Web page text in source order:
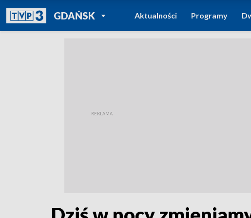
GDAŃSKPOWRÓT DO
TVP REGIONY
Aktualności Programy